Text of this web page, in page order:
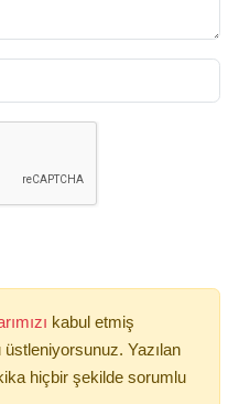
kabul etmiş
Yazılan
hiçbir şekilde sorumlu